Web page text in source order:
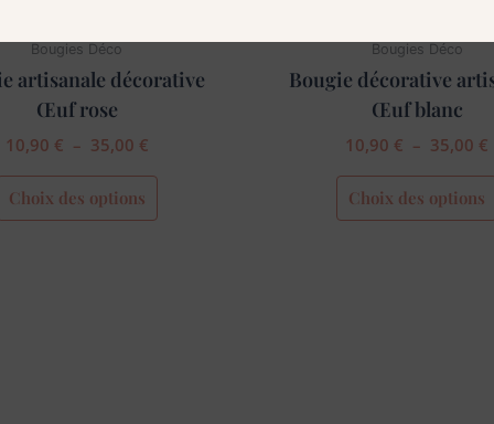
Bougies Déco
artisanale décorative
Œuf rose
10,90 € – 35,00 €
Choix des options
produit
Bougies Déco
Bougie décorative
Œuf blanc
10,90 € – 35,00 €
Choix des options